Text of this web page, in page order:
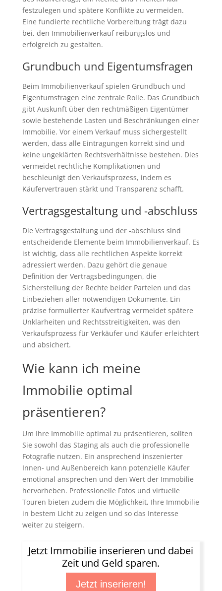
festzulegen und spätere Konflikte zu vermeiden.
Eine fundierte rechtliche Vorbereitung trägt dazu
bei, den Immobilienverkauf reibungslos und
erfolgreich zu gestalten.
Grundbuch und Eigentumsfragen
Beim Immobilienverkauf spielen Grundbuch und
Eigentumsfragen eine zentrale Rolle. Das Grundbuch
gibt Auskunft über den rechtmäßigen Eigentümer
sowie bestehende Lasten und Beschränkungen einer
Immobilie. Vor einem Verkauf muss sichergestellt
werden, dass alle Eintragungen korrekt sind und
keine ungeklärten Rechtsverhältnisse bestehen. Dies
vermeidet rechtliche Komplikationen und
beschleunigt den Verkaufsprozess, indem es
Käufervertrauen stärkt und Transparenz schafft.
Vertragsgestaltung und -abschluss
Die Vertragsgestaltung und der -abschluss sind
entscheidende Elemente beim Immobilienverkauf. Es
ist wichtig, dass alle rechtlichen Aspekte korrekt
adressiert werden. Dazu gehört die genaue
Definition der Vertragsbedingungen, die
Sicherstellung der Rechte beider Parteien und das
Einbeziehen aller notwendigen Dokumente. Ein
präzise formulierter Kaufvertrag vermeidet spätere
Unklarheiten und Rechtsstreitigkeiten, was den
Verkaufsprozess für Verkäufer und Käufer erleichtert
und absichert.
Wie kann ich meine
Immobilie optimal
präsentieren?
Um Ihre Immobilie optimal zu präsentieren, sollten
Sie sowohl das Staging als auch die professionelle
Fotografie nutzen. Ein ansprechend inszenierter
Innen- und Außenbereich kann potenzielle Käufer
emotional ansprechen und den Wert der Immobilie
hervorheben. Professionelle Fotos und virtuelle
Touren bieten zudem die Möglichkeit, Ihre Immobilie
in bestem Licht zu zeigen und so das Interesse
weiter zu steigern.
Jetzt Immobilie inserieren und dabei
Zeit und Geld sparen.
Jetzt inserieren!